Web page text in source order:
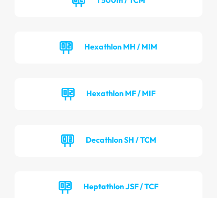
Hexathlon MH / MIM
Hexathlon MF / MIF
Decathlon SH / TCM
Heptathlon JSF / TCF